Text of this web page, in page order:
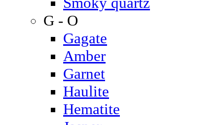
G - O
Gagate
Amber
Garnet
Haulite
Hematite